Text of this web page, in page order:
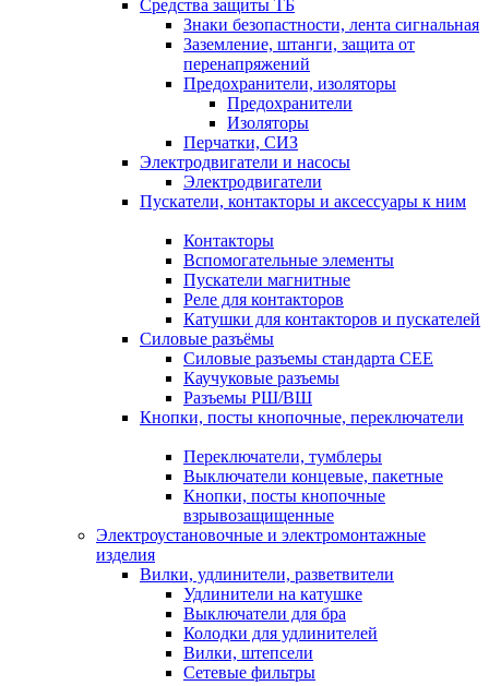
Средства защиты ТБ
Знаки безопастности, лента сигнальная
Заземление, штанги, защита от
перенапряжений
Предохранители, изоляторы
Предохранители
Изоляторы
Перчатки, СИЗ
Электродвигатели и насосы
Электродвигатели
Пускатели, контакторы и аксессуары к ним
Контакторы
Вспомогательные элементы
Пускатели магнитные
Реле для контакторов
Катушки для контакторов и пускателей
Силовые разъёмы
Силовые разъемы стандарта СЕЕ
Каучуковые разъемы
Разъемы РШ/ВШ
Кнопки, посты кнопочные, переключатели
Переключатели, тумблеры
Выключатели концевые, пакетные
Кнопки, посты кнопочные
взрывозащищенные
Электроустановочные и электромонтажные
изделия
Вилки, удлинители, разветвители
Удлинители на катушке
Выключатели для бра
Колодки для удлинителей
Вилки, штепсели
Сетевые фильтры